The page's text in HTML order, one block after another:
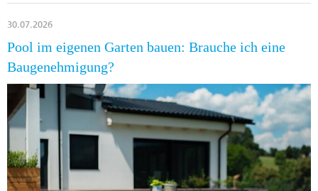
30.07.2026
Pool im eigenen Garten bauen: Brauche ich eine
Baugenehmigung?